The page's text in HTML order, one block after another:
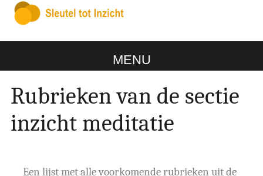
MENU
Rubrieken van de sectie
inzicht meditatie
Een lijst met alle voorkomende rubrieken uit de